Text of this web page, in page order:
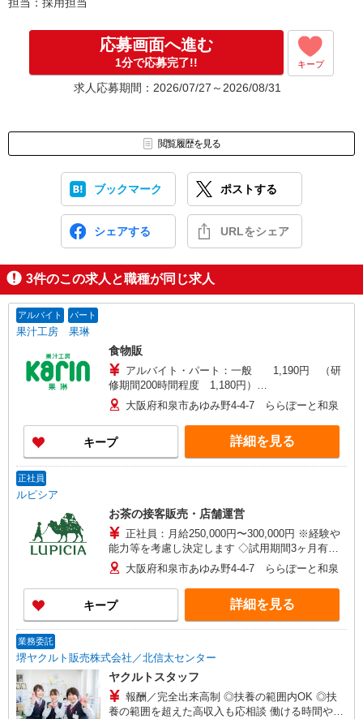
応募画面へ進む
1分で応募完了!! キープ
求人応募期間：2026/07/27～2026/08/31
閲覧履歴を見る
ブックマーク ポストする
シェアする URLをシェア
3件のこの求人と職種が同じ求人
アルバイト パート
果汁工房 果琳
食物販
アルバイト・パート：一般 1,190円 （研
修期間200時間程度 1,180円）
高校生 1,190円 （研修期
間200時間程度 1,180円） ◎当社では人事評価に
よる等級制度を採用しています。 仕事を通じて能
を高め、等級が上がることで昇給になり、あなた
の頑張りが給与に反映されます。
大阪府和泉市あゆみ野4-4-7 ららぽーと和泉
キープ 詳細を見る
正社員
ルピシア
お茶の接客販売・店舗運営
正社員：月給250,000円〜300,000円 ※経験や
能力等を考慮し決定します ◇試用期間3ヶ月有
（試用期間中に更新テスト有 給与同条件） ◇新
人研修4日間有
大阪府和泉市あゆみ野4-4-7 ららぽーと和泉
キープ 詳細を見る
業務委託
堺ヤクルト販売株式会社／北信太センター
ヤクルトスタッフ
報酬／完全出来高制 ◎扶養の範囲内OK ◎扶
養の範囲を超えた高収入も応相談 働ける時間や環